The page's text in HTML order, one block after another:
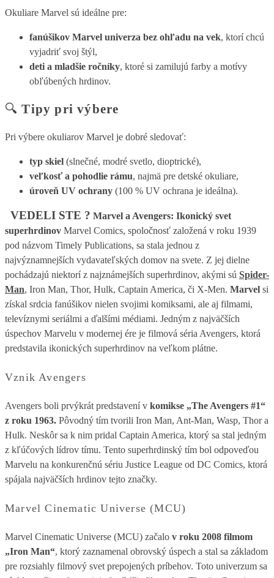
Okuliare Marvel sú ideálne pre:
fanúšikov Marvel univerza bez ohľadu na vek, ktorí chcú
vyjadriť svoj štýl,
deti a mladšie ročníky, ktoré si zamilujú farby a motívy
obľúbených hrdinov.
🔍Tipy pri výbere
Pri výbere okuliarov Marvel je dobré sledovať:
typ skiel (slnečné, modré svetlo, dioptrické),
veľkosť a pohodlie rámu, najmä pre detské okuliare,
úroveň UV ochrany (100 % UV ochrana je ideálna).
VEDELI STE ? Marvel a Avengers: Ikonický svet
superhrdinov Marvel Comics, spoločnosť založená v roku 1939
pod názvom Timely Publications, sa stala jednou z
najvýznamnejších vydavateľských domov na svete. Z jej dielne
pochádzajú niektorí z najznámejších superhrdinov, akými sú Spider-
Man, Iron Man, Thor, Hulk, Captain America, či X-Men. Marvel si
získal srdcia fanúšikov nielen svojimi komiksami, ale aj filmami,
televíznymi seriálmi a ďalšími médiami. Jedným z najväčších
úspechov Marvelu v modernej ére je filmová séria Avengers, ktorá
predstavila ikonických superhrdinov na veľkom plátne.
Vznik Avengers
Avengers boli prvýkrát predstavení v komikse „The Avengers #1“
z roku 1963. Pôvodný tím tvorili Iron Man, Ant-Man, Wasp, Thor a
Hulk. Neskôr sa k nim pridal Captain America, ktorý sa stal jedným
z kľúčových lídrov tímu. Tento superhrdinský tím bol odpoveďou
Marvelu na konkurenčnú sériu Justice League od DC Comics, ktorá
spájala najväčších hrdinov tejto značky.
Marvel Cinematic Universe (MCU)
Marvel Cinematic Universe (MCU) začalo v roku 2008 filmom
„Iron Man“, ktorý zaznamenal obrovský úspech a stal sa základom
pre rozsiahly filmový svet prepojených príbehov. Toto univerzum sa